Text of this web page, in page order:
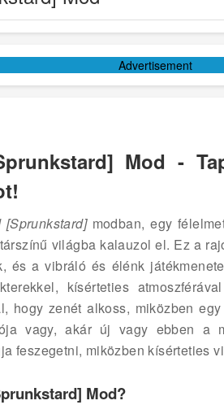
Advertisement
Mod -
modban, egy
világba kalauzol el. Ez a
és a vibráló és élénk
kísérteties
hogy zenét alkoss, miközben
vagy, akár új vagy ebben a
feszegetni, miközben kísérteties
Mod?